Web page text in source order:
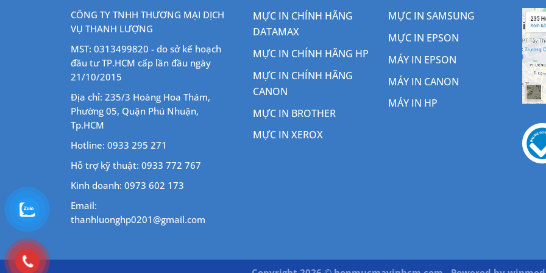
CÔNG TY TNHH THƯƠNG MẠI DỊCH
VỤ THANH LƯỢNG
MST: 0313499820 - do sở kế hoạch
đầu tư TP.HCM cấp lần đầu ngày
21/10/2015
Địa chỉ: 235/3 Hoàng Hoa Thám,
Phường 05, Quận Phú Nhuận,
Tp.HCM
Hotline: 0933 295 271
Hỗ trợ kỹ thuật: 0933 772 767
Kinh doanh: 0973 602 173
Email:
thanhluonghp0201@gmail.com
MỰC IN CHÍNH HÃNG
DATAMAX
MỰC IN CHÍNH HÃNG HP
MỰC IN CHÍNH HÃNG
CANON
MỰC IN BROTHER
MỰC IN XEROX
MỰC IN SAMSUNG
MỰC IN EPSON
MÁY IN EPSON
MÁY IN CANON
MÁY IN HP